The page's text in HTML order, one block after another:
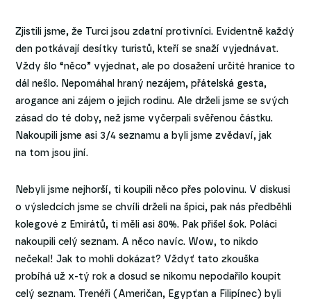
Zjistili jsme, že Turci jsou zdatní protivníci. Evidentně každý
den potkávají desítky turistů, kteří se snaží vyjednávat.
Vždy šlo “něco” vyjednat, ale po dosažení určité hranice to
dál nešlo. Nepomáhal hraný nezájem, přátelská gesta,
arogance ani zájem o jejich rodinu. Ale drželi jsme se svých
zásad do té doby, než jsme vyčerpali svěřenou částku.
Nakoupili jsme asi 3/4 seznamu a byli jsme zvědaví, jak
na tom jsou jiní.
Nebyli jsme nejhorší, ti koupili něco přes polovinu. V diskusi
o výsledcích jsme se chvíli drželi na špici, pak nás předběhli
kolegové z Emirátů, ti měli asi 80%. Pak přišel šok. Poláci
nakoupili celý seznam. A něco navíc. Wow, to nikdo
nečekal! Jak to mohli dokázat? Vždyť tato zkouška
probíhá už x-tý rok a dosud se nikomu nepodařilo koupit
celý seznam. Trenéři (Američan, Egypťan a Filipínec) byli